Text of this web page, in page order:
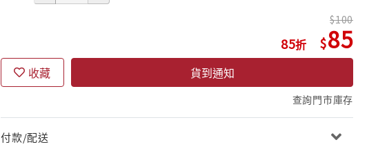
85
100
85
收藏 貨到通知
查詢門市庫存
付款/配送